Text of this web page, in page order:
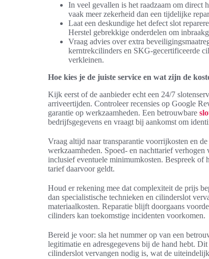
In veel gevallen is het raadzaam om direct
vaak meer zekerheid dan een tijdelijke
Laat een deskundige het defect slot
Herstel gebrekkige onderdelen om
Vraag advies over extra
kerntrekcilinders en SKG-gecertificeerde
verkleinen.
Hoe kies je de juiste service en wat zijn de
Kijk eerst of de aanbieder echt een 24/7
arriveertijden. Controleer recensies op Google
garantie op werkzaamheden. Een betrouwbare
bedrijfsgegevens en vraagt bij aankomst om
Vraag altijd naar transparantie voorrijkosten en
werkzaamheden. Spoed- en nachttarief
inclusief eventuele minimumkosten. Bespreek of
tarief daarvoor geldt.
Houd er rekening mee dat complexiteit de prijs
dan specialistische technieken en cilinderslot
materiaalkosten. Reparatie blijft doorgaans
cilinders kan toekomstige incidenten voorkomen.
Bereid je voor: sla het nummer op van een
legitimatie en adresgegevens bij de hand hebt.
cilinderslot vervangen nodig is, wat de